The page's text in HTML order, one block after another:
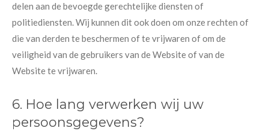
delen aan de bevoegde gerechtelijke diensten of
politiediensten. Wij kunnen dit ook doen om onze rechten of
die van derden te beschermen of te vrijwaren of om de
veiligheid van de gebruikers van de Website of van de
Website te vrijwaren.
6. Hoe lang verwerken wij uw
persoonsgegevens?